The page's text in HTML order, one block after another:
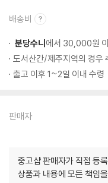
배송비
분당수니에서 30,000원
도서산간/제주지역의 경우
출고 이후 1~2일 이내 수령
판매자
중고샵 판매자가 직접 등
상품과 내용에 모든 책임